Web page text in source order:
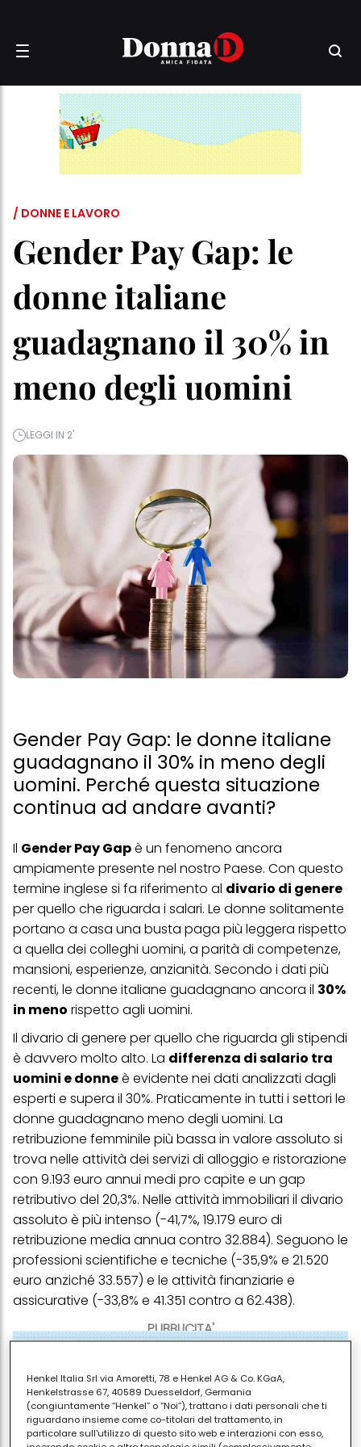
/ DONNE E LAVORO
Gender Pay Gap: le
donne italiane
guadagnano il 30% in
meno degli uomini
LEGGI IN 2'
Gender Pay Gap: le donne italiane
guadagnano il 30% in meno degli
uomini. Perché questa situazione
continua ad andare avanti?
PUBBLICITA'
Il Gender Pay Gapè un fenomeno ancora
ampiamente presente nel nostro Paese. Con questo
termine inglese si fa riferimento al divario di genere
per quello che riguarda i salari. Le donne solitamente
portano a casa una busta paga più leggera rispetto
a quella dei colleghi uomini, a parità di competenze,
mansioni, esperienze, anzianità. Secondo i dati più
recenti, le donne italiane guadagnano ancora il 30%
in meno rispetto agli uomini.
Il divario di genere per quello che riguarda gli stipendi
è davvero molto alto. La differenza di salario tra
uomini e donneè evidente nei dati analizzati dagli
esperti e supera il 30%. Praticamente in tutti i settori le
donne guadagnano meno degli uomini. La
retribuzione femminile più bassa in valore assoluto si
trova nelle attività dei servizi di alloggio e ristorazione
con 9.193 euro annui medi pro capite e un gap
retributivo del 20,3%. Nelle attività immobiliari il divario
assoluto è più intenso (-41,7%, 19.179 euro di
retribuzione media annua contro 32.884). Seguono le
professioni scientifiche e tecniche (-35,9% e 21.520
euro anziché 33.557) e le attività finanziarie e
assicurative (-33,8% e 41.351 contro a 62.438).
Henkel Italia Srl via Amoretti, 78 e Henkel AG & Co. KGaA,
Henkelstrasse 67, 40589 Duesseldorf, Germania
(congiuntamente “Henkel” o “Noi”), trattano i dati personali che ti
riguardano insieme come co-titolari del trattamento, in
particolare sull'utilizzo di questo sito web e interazioni con esso,